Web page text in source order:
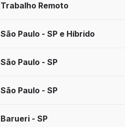
Trabalho Remoto
São Paulo - SP e Híbrido
São Paulo - SP
São Paulo - SP
Barueri - SP